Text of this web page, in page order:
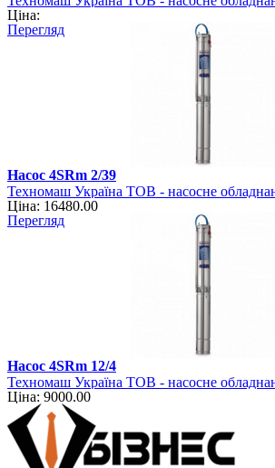
Ціна:
Перегляд
Насос 4SRm 2/39
Техномаш Україна ТОВ - насосне
Ціна: 16480.00
Перегляд
Насос 4SRm 12/4
Техномаш Україна ТОВ - насосне
Ціна: 9000.00